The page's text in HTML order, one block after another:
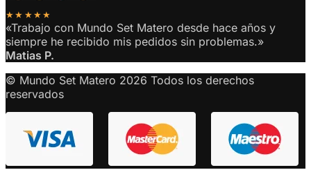
★★★★★
«Trabajo con Mundo Set Matero desde hace años y
siempre he recibido mis pedidos sin problemas.»
Matias P.
© Mundo Set Matero 2026 Todos los derechos
reservados